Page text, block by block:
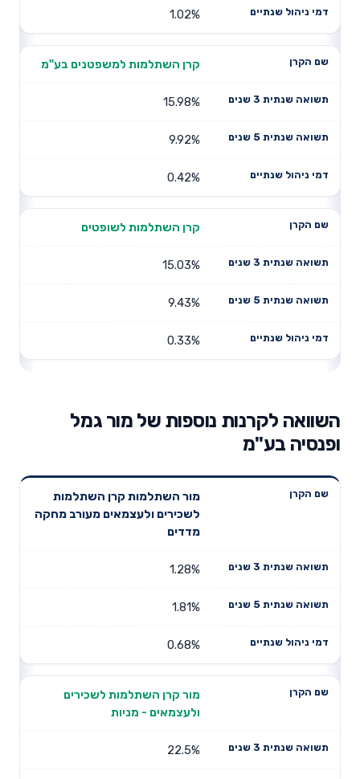
1.02%
קרן השתלמות למשפטנים בע"מ
15.98%
9.92%
0.42%
קרן השתלמות לשופטים
15.03%
9.43%
0.33%
השוואה לקרנות נוספות של מור גמל
ופנסיה בע"מ
שנתית 3
תשואה
שנתית 5
דמי ניהול
שנתיים
מור השתלמות קרן השתלמות
לשכירים ולעצמאים מעורב מחקה
מדדים
1.28%
1.81%
0.68%
מור קרן השתלמות לשכירים
ולעצמאים - מניות
22.5%